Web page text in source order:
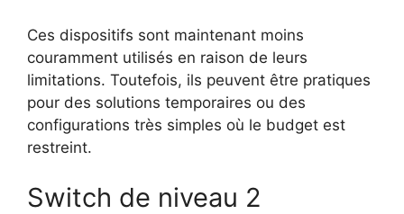
Ces dispositifs sont maintenant moins
couramment utilisés en raison de leurs
limitations. Toutefois, ils peuvent être pratiques
pour des solutions temporaires ou des
configurations très simples où le budget est
restreint.
Switch de niveau 2